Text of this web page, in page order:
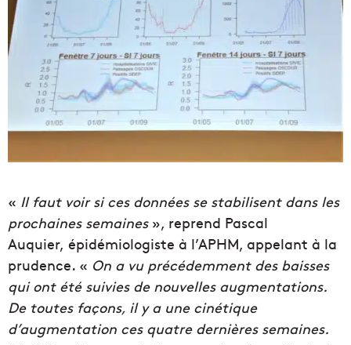
« Il faut voir si ces données se stabilisent dans les
prochaines semaines», reprend Pascal
Auquier, épidémiologiste à l’APHM, appelant à la
prudence. « On a vu précédemment des baisses
qui ont été suivies de nouvelles augmentations.
De toutes façons, il y a une cinétique
d’augmentation ces quatre dernières semaines.